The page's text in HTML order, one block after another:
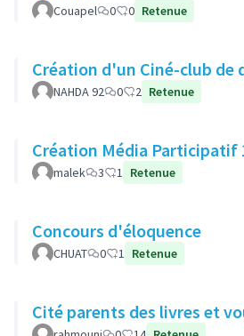
Couapel 0 0 Retenue
Création d'un Ciné-club de
NAHDA 92 0 2 Retenue
Création Média
malek 3 1 Retenue
Concours d'éloquence
CHUAT 0 1 Retenue
Cité parents des livres et